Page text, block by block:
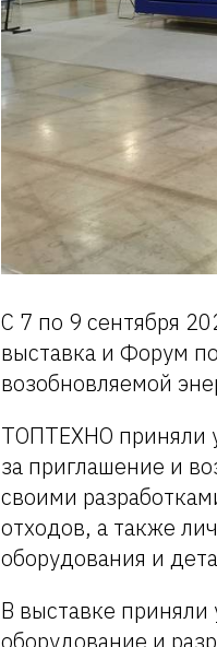
С 7 по 9 сентября
выставка и Форум
возобновляемой
ТОПТЕХНО приняли
за приглашение и
своими
отходов, а также
оборудования и
В выставке
оборудование и